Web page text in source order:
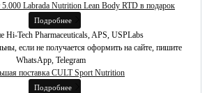
Labrada Nutrition Lean Body RTD в подарок
Подробнее
Hi-Tech Pharmaceuticals, APS, USPLabs
если не получается оформить на сайте, пишите
WhatsApp, Telegram
поставка CULT Sport Nutrition
Подробнее